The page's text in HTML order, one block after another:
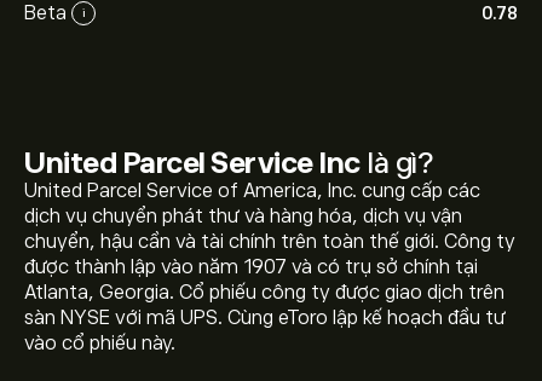
Beta i 0.78
United Parcel Service Inclà gì?
United Parcel Service of America, Inc. cung cấp các
dịch vụ chuyển phát thư và hàng hóa, dịch vụ vận
chuyển, hậu cần và tài chính trên toàn thế giới. Công ty
được thành lập vào năm 1907 và có trụ sở chính tại
Atlanta, Georgia. Cổ phiếu công ty được giao dịch trên
sàn NYSE với mã UPS. Cùng eToro lập kế hoạch đầu tư
vào cổ phiếu này.
Giá UPS hôm nay là 104.45‎$‎.